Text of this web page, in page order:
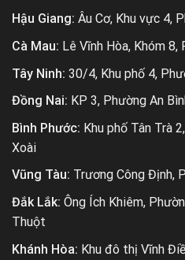
Hậu Giang: Âu Cơ, Khu vực 4,
Cà Mau: Lê Vĩnh Hòa, Khóm
Tây Ninh: 30/4, Khu phố 4,
Đồng Nai: KP 3, Phường An
Bình Phước: Khu phố Tân Trà
Xoài
Vũng Tàu: Trương Công Định,
Đắk Lắk: Ông Ích Khiêm,
Thuột
Khánh Hòa: Khu đô thị Vĩnh